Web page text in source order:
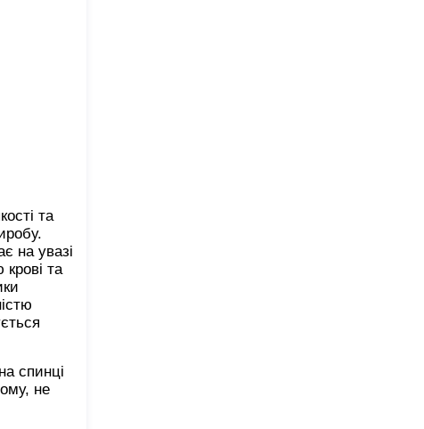
та
на увазі
та
спинці
не